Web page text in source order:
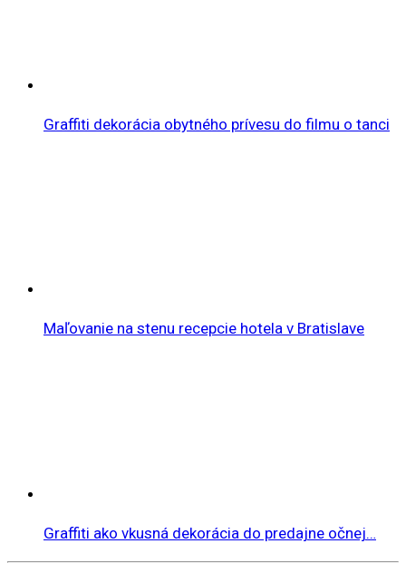
Graffiti dekorácia obytného prívesu do filmu o tanci
Maľovanie na stenu recepcie hotela v Bratislave
Graffiti ako vkusná dekorácia do predajne očnej…